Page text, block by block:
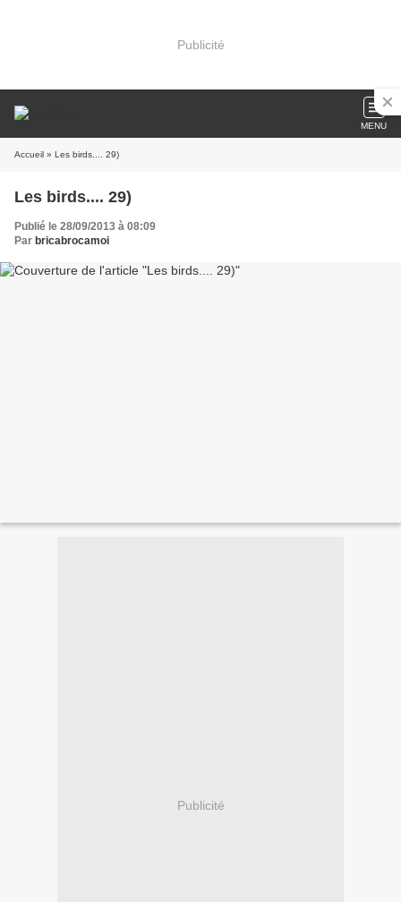
Publicité
MENU
Accueil » Les birds.... 29)
Les birds.... 29)
Publié le 28/09/2013 à 08:09
Par bricabrocamoi
Publicité